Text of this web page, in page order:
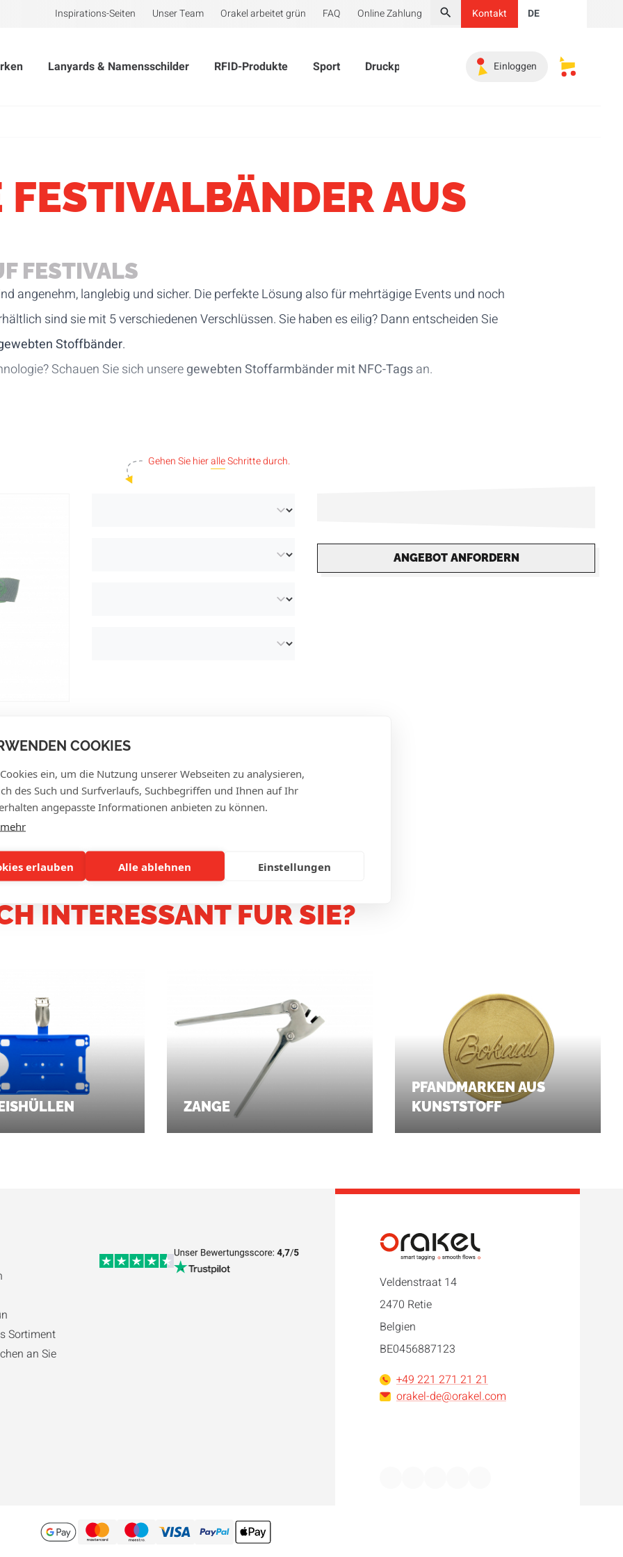
COOKIES
ein, um die Nutzung unserer Webseiten zu analysieren,
des Such und Surfverlaufs, Suchbegriffen und Ihnen auf Ihr
angepasste Informationen anbieten zu können.
erlauben Alle ablehnen Einstellungen
Inspirations-Seiten Unser Team Orakel arbeitet grün FAQ Online Zahlung
Suche
Kontakt DE
Lanyards & Namensschilder RFID-Produkte Sport Druckprodukte Werbeartikel Must-haves
Einloggen Meine
AUS
FESTIVALS
angenehm, langlebig und sicher. Die perfekte Lösung also für mehrtägige Events und noch
sind sie mit 5 verschiedenen Verschlüssen. Sie haben es eilig? Dann entscheiden Sie
Stoffbänder.
Schauen Sie sich unseregewebten Stoffarmbänder mit NFC-Tagsan.
Gehen Sie hieralleSchritte durch.
ANGEBOT ANFORDERN
INTERESSANT FÜR SIE?
ZANGE
PFANDMARKEN AUS
KUNSTSTOFF
Sortiment
an Sie
Veldenstraat 14
2470 Retie
Belgien
BE0456887123
+49 221 271 21 21
orakel-de@orakel.com